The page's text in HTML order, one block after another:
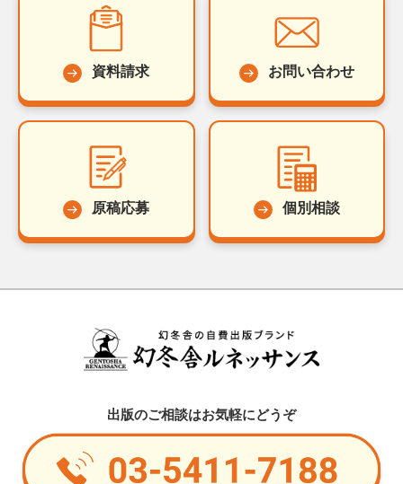
資料請求 お問い合わせ
原稿応募 個別相談
出版のご相談はお気軽にどうぞ